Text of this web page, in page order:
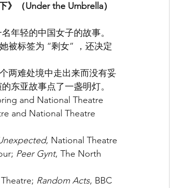
》（Under the Umbrella）
年轻的中国女子的故事。
被标签为 “剩女” ，还决定
两难处境中走出来而没有妥
东亚故事点了一盏明灯。
and National Theatre
and National Theatre
, National Theatre
Peer Gynt, The North
Random Acts, BBC